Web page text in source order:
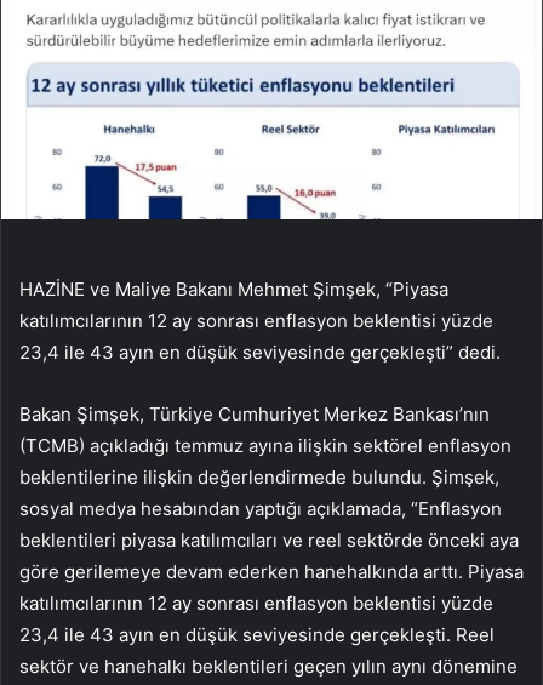
HAZİNE ve Maliye Bakanı Mehmet Şimşek, “Piyasa
katılımcılarının 12 ay sonrası enflasyon beklentisi yüzde
23,4 ile 43 ayın en düşük seviyesinde gerçekleşti” dedi.
Bakan Şimşek, Türkiye Cumhuriyet Merkez Bankası’nın
(TCMB) açıkladığı temmuz ayına ilişkin sektörel enflasyon
beklentilerine ilişkin değerlendirmede bulundu. Şimşek,
sosyal medya hesabından yaptığı açıklamada, “Enflasyon
beklentileri piyasa katılımcıları ve reel sektörde önceki aya
göre gerilemeye devam ederken hanehalkında arttı. Piyasa
katılımcılarının 12 ay sonrası enflasyon beklentisi yüzde
23,4 ile 43 ayın en düşük seviyesinde gerçekleşti. Reel
sektör ve hanehalkı beklentileri geçen yılın aynı dönemine